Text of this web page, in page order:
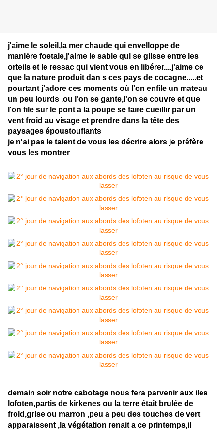
j'aime le soleil,la mer chaude qui envelloppe de
manière foetale,j'aime le sable qui se glisse entre les
orteils et le ressac qui vient vous en libérer....j'aime ce
que la nature produit dan s ces pays de cocagne.....et
pourtant j'adore ces moments où l'on enfile un mateau
un peu lourds ,ou l'on se gante,l'on se couvre et que
l'on file sur le pont a la poupe se faire cueillir par un
vent froid au visage et prendre dans la tête des
paysages époustouflants
je n'ai pas le talent de vous les décrire alors je préfère
vous les montrer
demain soir notre cabotage nous fera parvenir aux iles
lofoten,partis de kirkenes ou la terre était brulée de
froid,grise ou marron ,peu a peu des touches de vert
apparaissent ,la végétation renait a ce printemps,il